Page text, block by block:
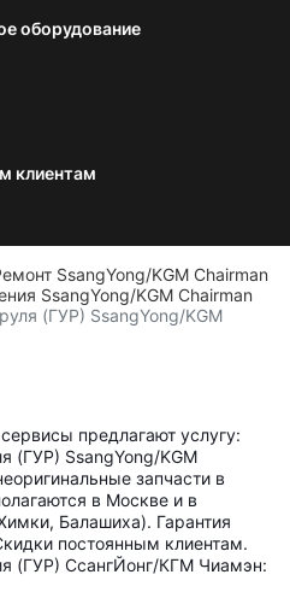
оборудование
клиентам
SsangYong/KGM Chairman
SsangYong/KGM Chairman
(ГУР) SsangYong/KGM
предлагают услугу:
(ГУР) SsangYong/KGM
запчасти в
в Москве и в
Балашиха). Гарантия
постоянным клиентам.
(ГУР) СсангЙонг/КГМ Чиамэн: